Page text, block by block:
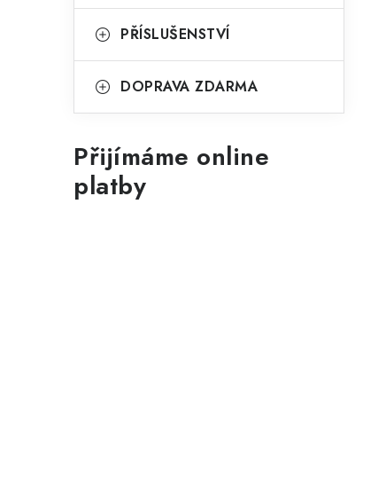
PŘÍSLUŠENSTVÍ
DOPRAVA ZDARMA
Přijímáme online
platby